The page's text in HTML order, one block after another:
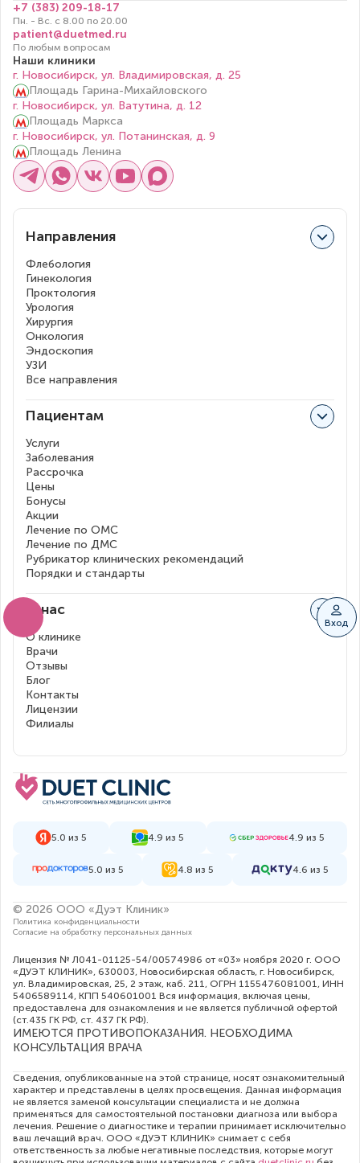
Вход
+7 (383) 209-18-17
Пн. - Вс. с 8.00 по 20.00
patient@duetmed.ru
По любым вопросам
Наши клиники
г. Новосибирск, ул. Владимировская, д. 25
Площадь Гарина-Михайловского
г. Новосибирск, ул. Ватутина, д. 12
Площадь Маркса
г. Новосибирск, ул. Потанинская, д. 9
Площадь Ленина
Направления
Флебология
Гинекология
Проктология
Урология
Хирургия
Онкология
Эндоскопия
УЗИ
Все направления
Пациентам
Услуги
Заболевания
Рассрочка
Цены
Бонусы
Акции
Лечение по ОМС
Лечение по ДМС
Рубрикатор клинических рекомендаций
Порядки и стандарты
О нас
О клинике
Врачи
Отзывы
Блог
Контакты
Лицензии
Филиалы
5.0 из 5 4.9 из 5 4.9 из 5
5.0 из 5 4.8 из 5 4.6 из 5
© 2026 ООО «Дуэт Клиник»
Политика конфиденциальности
Согласие на обработку персональных данных
Лицензия № Л041-01125-54/00574986 от «03» ноября 2020 г. ООО
«ДУЭТ КЛИНИК», 630003, Новосибирская область, г. Новосибирск,
ул. Владимировская, 25, 2 этаж, каб. 211, ОГРН 1155476081001, ИНН
5406589114, КПП 540601001 Вся информация, включая цены,
предоставлена для ознакомления и не является публичной офертой
(ст.435 ГК РФ, cт. 437 ГК РФ).
ИМЕЮТСЯ ПРОТИВОПОКАЗАНИЯ. НЕОБХОДИМА
КОНСУЛЬТАЦИЯ ВРАЧА
Сведения, опубликованные на этой странице, носят ознакомительный
характер и представлены в целях просвещения. Данная информация
не является заменой консультации специалиста и не должна
применяться для самостоятельной постановки диагноза или выбора
лечения. Решение о диагностике и терапии принимает исключительно
ваш лечащий врач. ООО «ДУЭТ КЛИНИК» снимает с себя
ответственность за любые негативные последствия, которые могут